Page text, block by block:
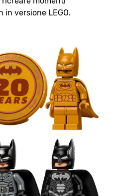
in versione LEGO.